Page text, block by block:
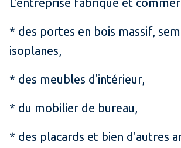
* des portes en bois massif,
isoplanes,
* des meubles d'intérieur,
* du mobilier de bureau,
* des placards et bien d'autres